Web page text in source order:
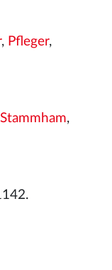
, Pfleger,
Stammham,